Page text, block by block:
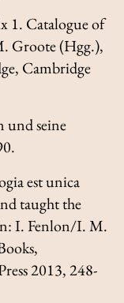
1. Catalogue of
Groote (Hgg.),
Cambridge
und seine
est unica
taught the
I. Fenlon/I. M.
,
2013, 248-